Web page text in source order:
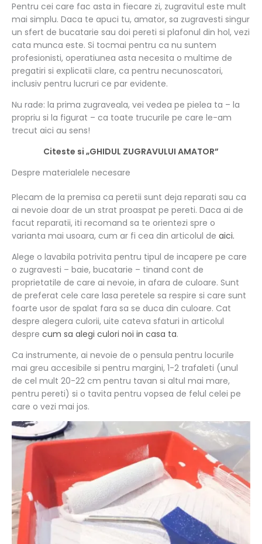
Pentru cei care fac asta in fiecare zi, zugravitul este mult
mai simplu. Daca te apuci tu, amator, sa zugravesti singur
un sfert de bucatarie sau doi pereti si plafonul din hol, vezi
cata munca este. Si tocmai pentru ca nu suntem
profesionisti, operatiunea asta necesita o multime de
pregatiri si explicatii clare, ca pentru necunoscatori,
inclusiv pentru lucruri ce par evidente.
Nu rade: la prima zugraveala, vei vedea pe pielea ta – la
propriu si la figurat – ca toate trucurile pe care le-am
trecut aici au sens!
Citeste si „GHIDUL ZUGRAVULUI AMATOR”
Despre materialele necesare
Plecam de la premisa ca peretii sunt deja reparati sau ca
ai nevoie doar de un strat proaspat pe pereti. Daca ai de
facut reparatii, iti recomand sa te orientezi spre o
varianta mai usoara, cum ar fi cea din articolul de aici.
Alege o lavabila potrivita pentru tipul de incapere pe care
o zugravesti – baie, bucatarie – tinand cont de
proprietatile de care ai nevoie, in afara de culoare. Sunt
de preferat cele care lasa peretele sa respire si care sunt
foarte usor de spalat fara sa se duca din culoare. Cat
despre alegera culorii, uite cateva sfaturi in articolul
despre cum sa alegi culori noi in casa ta.
Ca instrumente, ai nevoie de o pensula pentru locurile
mai greu accesibile si pentru margini, 1-2 trafaleti (unul
de cel mult 20-22 cm pentru tavan si altul mai mare,
pentru pereti) si o tavita pentru vopsea de felul celei pe
care o vezi mai jos.